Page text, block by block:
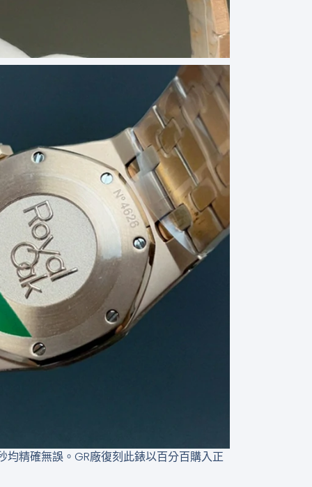
均精確無誤。GR廠復刻此錶以百分百購入正